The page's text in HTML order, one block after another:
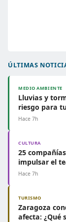
ÚLTIMAS
MEDIO AMBIENTE
Lluvias y
riesgo para
Hace 7h
CULTURA
25
impulsar el
Hace 7h
TURISMO
Zaragoza
afecta: ¿Qué